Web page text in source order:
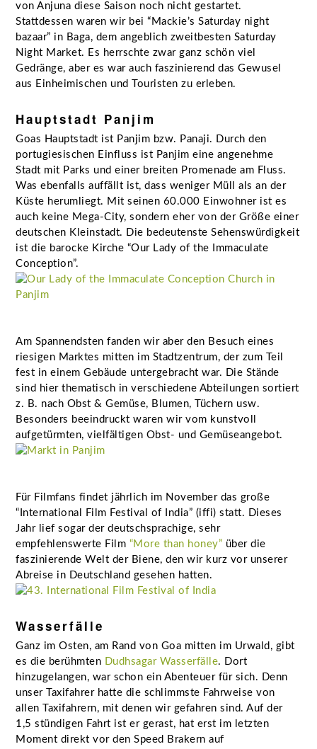
von Anjuna diese Saison noch nicht gestartet.
Stattdessen waren wir bei “Mackie’s Saturday night
bazaar” in Baga, dem angeblich zweitbesten Saturday
Night Market. Es herrschte zwar ganz schön viel
Gedränge, aber es war auch faszinierend das Gewusel
aus Einheimischen und Touristen zu erleben.
Hauptstadt Panjim
Goas Hauptstadt ist Panjim bzw. Panaji. Durch den
portugiesischen Einfluss ist Panjim eine angenehme
Stadt mit Parks und einer breiten Promenade am Fluss.
Was ebenfalls auffällt ist, dass weniger Müll als an der
Küste herumliegt. Mit seinen 60.000 Einwohner ist es
auch keine Mega-City, sondern eher von der Größe einer
deutschen Kleinstadt. Die bedeutenste Sehenswürdigkeit
ist die barocke Kirche “Our Lady of the Immaculate
Conception”.
Am Spannendsten fanden wir aber den Besuch eines
riesigen Marktes mitten im Stadtzentrum, der zum Teil
fest in einem Gebäude untergebracht war. Die Stände
sind hier thematisch in verschiedene Abteilungen sortiert
z. B. nach Obst & Gemüse, Blumen, Tüchern usw.
Besonders beeindruckt waren wir vom kunstvoll
aufgetürmten, vielfältigen Obst- und Gemüseangebot.
Für Filmfans findet jährlich im November das große
“International Film Festival of India” (iffi) statt. Dieses
Jahr lief sogar der deutschsprachige, sehr
empfehlenswerte Film “More than honey” über die
faszinierende Welt der Biene, den wir kurz vor unserer
Abreise in Deutschland gesehen hatten.
Wasserfälle
Ganz im Osten, am Rand von Goa mitten im Urwald, gibt
es die berühmten Dudhsagar Wasserfälle. Dort
hinzugelangen, war schon ein Abenteuer für sich. Denn
unser Taxifahrer hatte die schlimmste Fahrweise von
allen Taxifahrern, mit denen wir gefahren sind. Auf der
1,5 stündigen Fahrt ist er gerast, hat erst im letzten
Moment direkt vor den Speed Brakern auf